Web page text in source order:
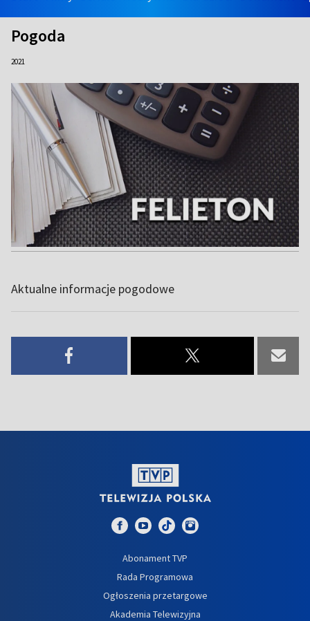
Pogoda
2021
Aktualne informacje pogodowe
Abonament TVP
Rada Programowa
Ogłoszenia przetargowe
Akademia Telewizyjna